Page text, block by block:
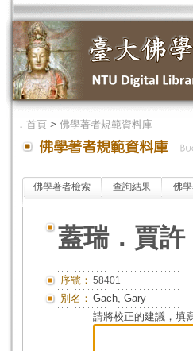
． 首頁 > 佛學著者規範資料庫
佛學著者檢索 查詢結果 佛
蓋瑞．賈許
序號： 58401
別名： Gach, Gary
請將校正的建議，填